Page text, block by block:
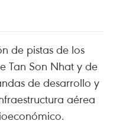
de pistas de los
Tan Son Nhat y de
de desarrollo y
aérea